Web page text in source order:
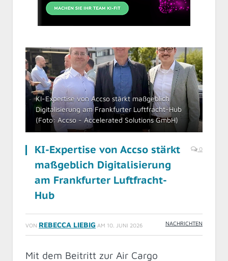
KI-Expertise von Accso stärkt maßgeblich
Digitalisierung am Frankfurter Luftfracht-Hub
(Foto: Accso - Accelerated Solutions GmbH)
KI-Expertise von Accso stärkt
maßgeblich Digitalisierung
am Frankfurter Luftfracht-
Hub
0
VON REBECCA LIEBIG AM 10. JUNI 2026 NACHRICHTEN
Mit dem Beitritt zur Air Cargo